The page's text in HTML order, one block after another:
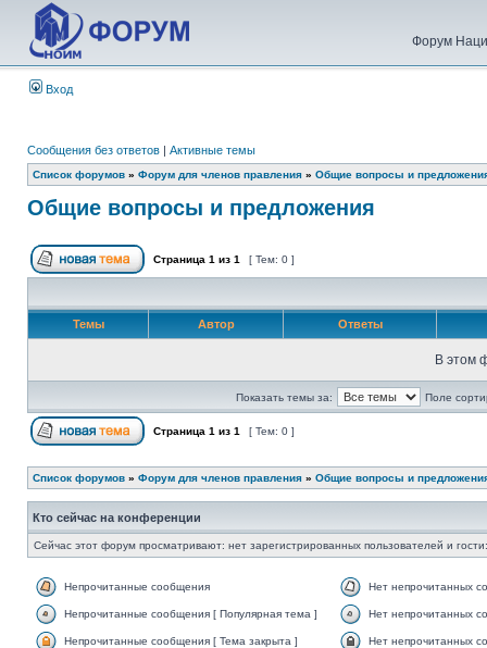
Форум
Вход
Сообщения без ответов | Активные темы
Список форумов » Форум для членов правления » Общие вопросы и
Общие вопросы и предложения
Страница 1 из 1 [ Тем: 0 ]
Темы Автор Ответы
В этом
Показать темы за: Поле
Страница 1 из 1 [ Тем: 0 ]
Список форумов » Форум для членов правления » Общие вопросы и
Кто сейчас на конференции
Сейчас этот форум просматривают: нет зарегистрированных пользователей и
Непрочитанные сообщения Нет непрочитанных
Непрочитанные сообщения [ Популярная тема ] Нет непрочитанных
Непрочитанные сообщения [ Тема закрыта ] Нет непрочитанных